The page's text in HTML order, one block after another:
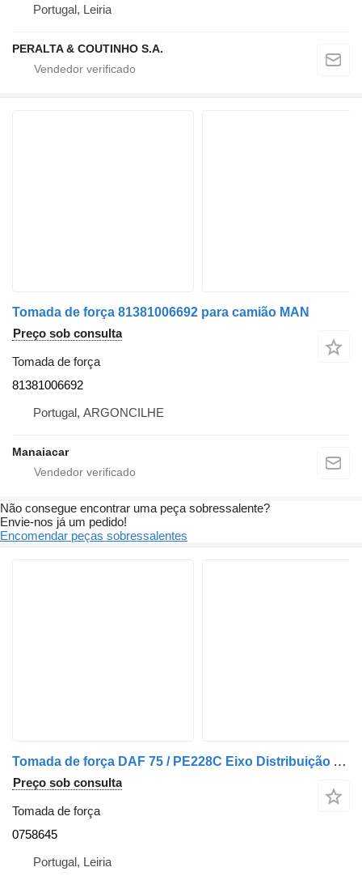
Portugal, Leiria
PERALTA & COUTINHO S.A.
Tomada de força 81381006692 para camião MAN
Preço sob consulta
Tomada de força
81381006692
Portugal, ARGONCILHE
Manaiacar
Não consegue encontrar uma peça sobressalente?
Envie-nos já um pedido!
Encomendar peças sobressalentes
Tomada de força DAF 75 / PE228C Eixo Distribuição ATI75 0758645 para camião DAF 75 1992 - 1998
Preço sob consulta
Tomada de força
0758645
Portugal, Leiria